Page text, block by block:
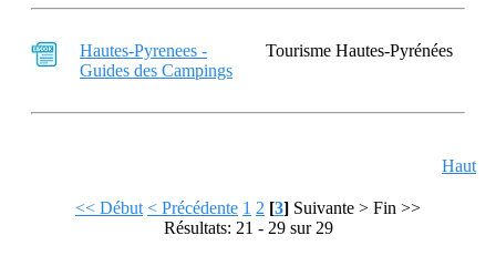
Hautes-Pyrenees -
Guides des Campings
Tourisme Hautes-Pyrénées
Haut
<< Début < Précédente 1 2 [3] Suivante > Fin >>
Résultats: 21 - 29 sur 29